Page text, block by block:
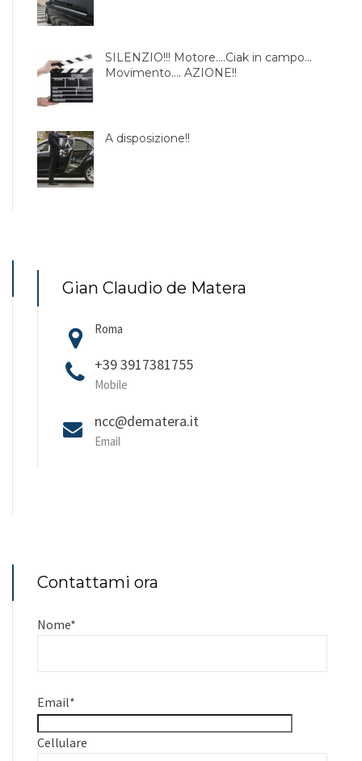
SILENZIO!!! Motore….Ciak in campo…
Movimento…. AZIONE!!
A disposizione!!
Gian Claudio de Matera
Roma
+39 3917381755
Mobile
ncc@dematera.it
Email
Contattami ora
Nome*
Email*
Cellulare